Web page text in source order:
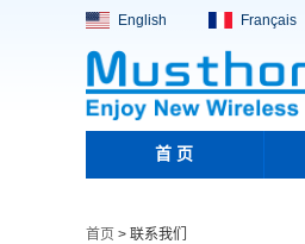
English Français
首 页
首页 > 联系我们